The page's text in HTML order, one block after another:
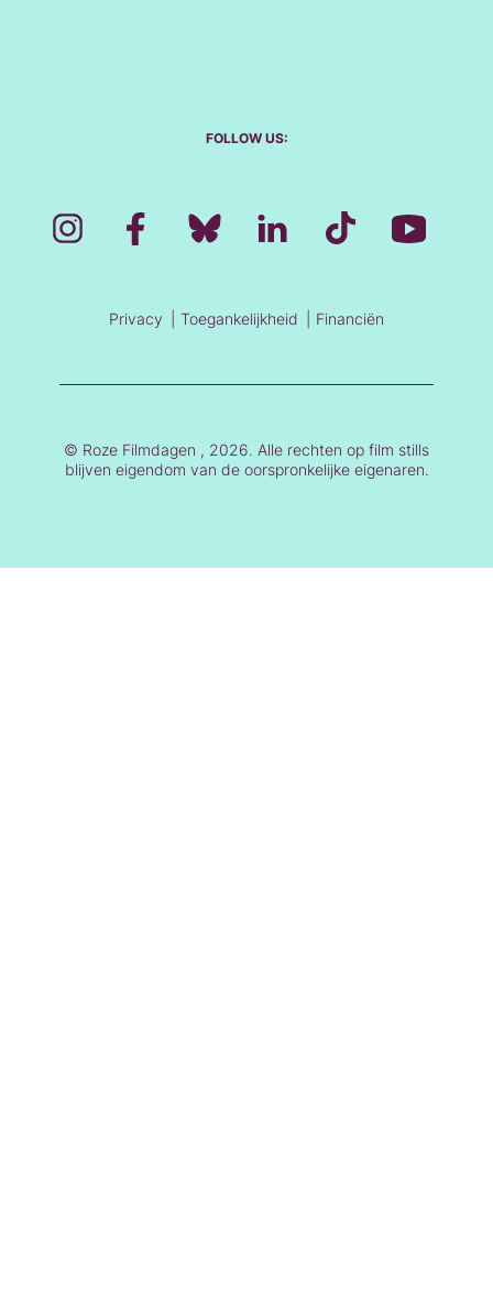
FOLLOW US:
Privacy Toegankelijkheid Financiën
© Roze Filmdagen , 2026. Alle rechten op film stills
blijven eigendom van de oorspronkelijke eigenaren.